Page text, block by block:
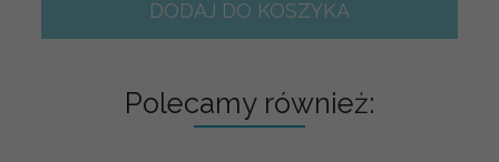
DODAJ DO KOSZYKA
Polecamy również: